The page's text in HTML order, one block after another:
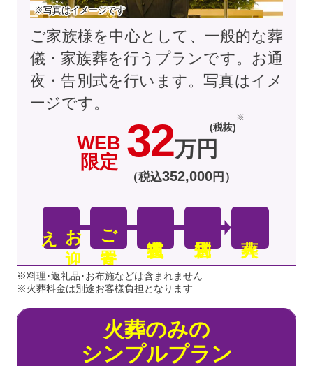
※写真はイメージです
WEB
限定 32万円
(税抜)
（税込352,000円）
お
迎
え ご安置
ご家族様を中心として、一般的な葬
儀・家族葬を行うプランです。お通
夜・告別式を行います。写真はイメ
ージです。
※料理･返礼品･お布施などは含まれません
※火葬料金は別途お客様負担となります
火葬のみの
シンプルプラン